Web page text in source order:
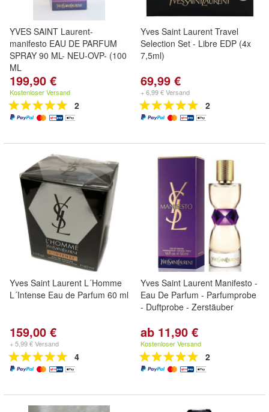
YVES SAINT Laurent-
manifesto EAU DE PARFUM
SPRAY 90 ML- NEU-OVP- (100
ML
199,90 €
Kostenloser Versand
2
Yves Saint Laurent Travel
Selection Set - Libre EDP (4x
7,5ml)
69,99 €
+ 6,99 € Versand
2
Yves Saint Laurent L´Homme
L´Intense Eau de Parfum 60 ml
159,00 €
+ 5,99 € Versand
4
Yves Saint Laurent Manifesto -
Eau De Parfum - Parfumprobe
- Duftprobe - Zerstäuber
ab 11,90 €
Kostenloser Versand
2